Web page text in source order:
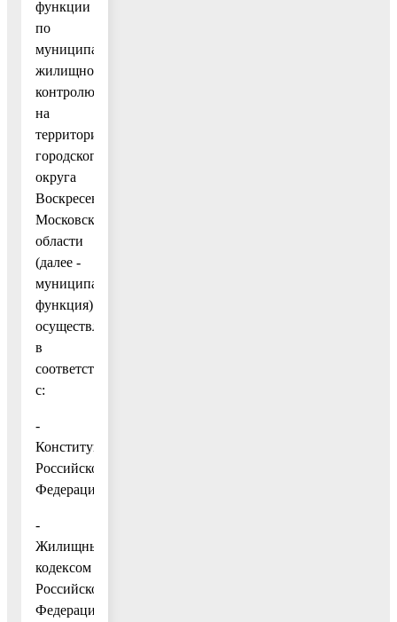
функции
по
муниципальному
жилищному
контролю
на
территории
городского
округа
Воскресенск
Московской
области
(далее -
муниципальная
функция)
осуществляется
в
соответствии
с:
-
Конституцией
Российской
Федерации;
-
Жилищным
кодексом
Российской
Федерации